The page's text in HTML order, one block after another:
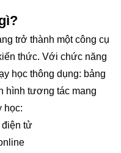
trở thành một công cụ
thức. Với chức năng
học thông dụng: bảng
hình tương tác mang
học:
điện tử